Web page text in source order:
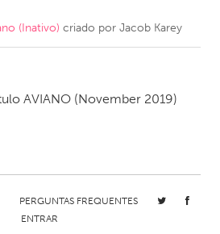
(Inativo) criado por Jacob Karey
AVIANO (November 2019)
PERGUNTAS FREQUENTES
ENTRAR